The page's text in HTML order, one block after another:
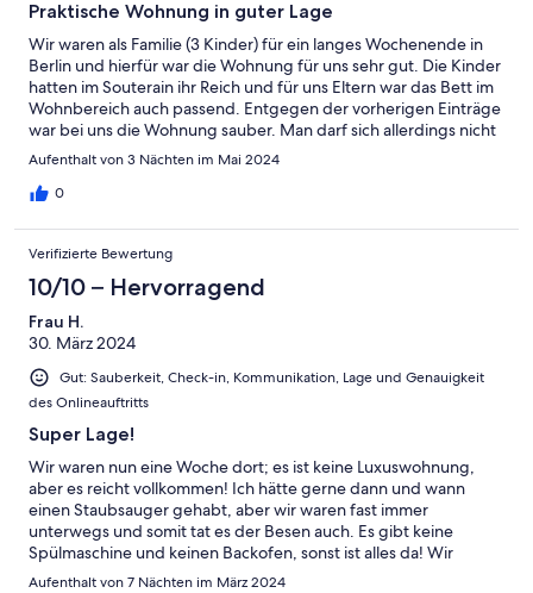
Praktische Wohnung in guter Lage
Wir waren als Familie (3 Kinder) für ein langes Wochenende in
Berlin und hierfür war die Wohnung für uns sehr gut. Die Kinder
hatten im Souterain ihr Reich und für uns Eltern war das Bett im
Wohnbereich auch passend. Entgegen der vorherigen Einträge
war bei uns die Wohnung sauber. Man darf sich allerdings nicht
daran stören, dass einem beim Essen die Fußgänger auf dem
sowieso die meiste Zeit unterwegs ist, hat uns das beim
einem sehr leckeren Bäcker und ein paar Gastronomiebetrieben
um die Ecke, man muss allerdings zur nächsten U-Bahn ca. 5-10
Minuten laufen. Parken direkt vorm Haus kosten Geld. Man
kann aber etwas weiter weg (ca. 15-20 Min. zu Fuß) auch
kostenlos parken.
Aufenthalt von 3 Nächten im Mai 2024
0
Verifizierte Bewertung
10/10 – Hervorragend
Frau H.
30. März 2024
Gut: Sauberkeit, Check-in, Kommunikation, Lage und Genauigkeit
des Onlineauftritts
Super Lage!
Wir waren nun eine Woche dort; es ist keine Luxuswohnung,
aber es reicht vollkommen! Ich hätte gerne dann und wann
einen Staubsauger gehabt, aber wir waren fast immer
unterwegs und somit tat es der Besen auch. Es gibt keine
Spülmaschine und keinen Backofen, sonst ist alles da! Wir
kommen gerne wieder!
Aufenthalt von 7 Nächten im März 2024